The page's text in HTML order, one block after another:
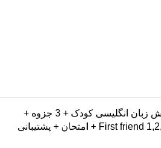
18 ساعت آموزش زبان انگلیسی کودک + 3 جزوه +